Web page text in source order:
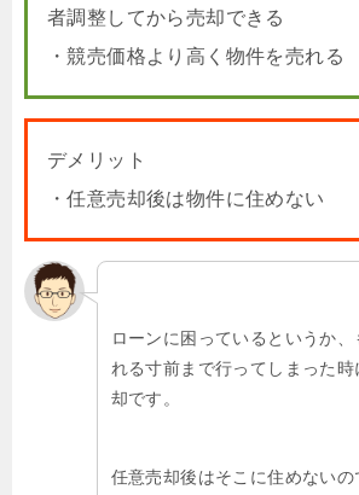
者調整してから売却できる
・競売価格より高く物件を売れる
デメリット
・任意売却後は物件に住めない
ローンに困っているというか
れる寸前まで行ってしまった
却です。
任意売却後はそこに住めないの